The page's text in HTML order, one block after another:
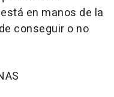
en manos de la
conseguir o no